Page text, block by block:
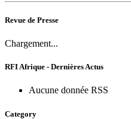
Revue de Presse
Chargement...
RFI Afrique - Dernières Actus
Aucune donnée RSS
Category